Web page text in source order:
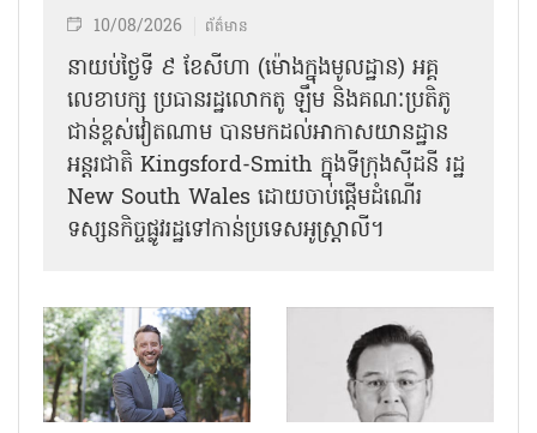
10/08/2026 ព័ត៌មាន
នាយប់ថ្ងៃទី ៩ ខែសីហា (ម៉ោងក្នុងមូលដ្ឋាន) អគ្គ
លេខាបក្ស ប្រធានរដ្ឋលោកតូ ឡឹម និងគណៈប្រតិភូ
ជាន់ខ្ពស់វៀតណាម បានមកដល់អាកាសយានដ្ឋាន
អន្តរជាតិ Kingsford-Smith ក្នុងទីក្រុងស៊ីដនី រដ្ឋ
New South Wales ដោយចាប់ផ្តើមដំណើរ
ទស្សនកិច្ចផ្លូវរដ្ឋទៅកាន់ប្រទេសអូស្ត្រាលី។